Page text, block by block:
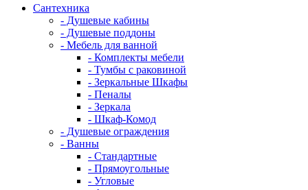
Сантехника
- Душевые кабины
- Душевые поддоны
- Мебель для ванной
- Комплекты мебели
- Тумбы с раковиной
- Зеркальные Шкафы
- Пеналы
- Зеркала
- Шкаф-Комод
- Душевые ограждения
- Ванны
- Стандартные
- Прямоугольные
- Угловые